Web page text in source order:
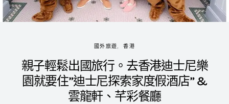
國外旅遊 香港
親子輕鬆出國旅行。去香港迪士尼樂
園就要住”迪士尼探索家度假酒店” &
雲龍軒、芊彩餐廳